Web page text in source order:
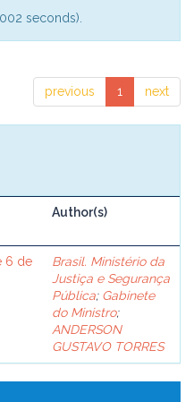
seconds).
previous 1 next
Author(s)
6 de
Brasil. Ministério da
Justiça e Segurança
Pública; Gabinete
do Ministro;
ANDERSON
GUSTAVO TORRES